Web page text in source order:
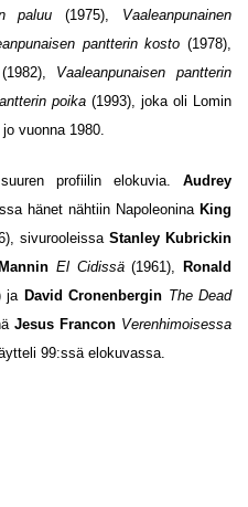
paluu(1975), Vaaleanpunainen
pantterin kosto(1978),
(1982), Vaaleanpunaisen pantterin
poika (1993), joka oli Lomin
vuonna 1980.
profiilin elokuvia. Audrey
hänet nähtiin Napoleonina King
sivurooleissa Stanley Kubrickin
El Cidissä(1961),
Ronald
ja David Cronenbergin The Dead
Jesus Francon Verenhimoisessa
99:ssä elokuvassa.